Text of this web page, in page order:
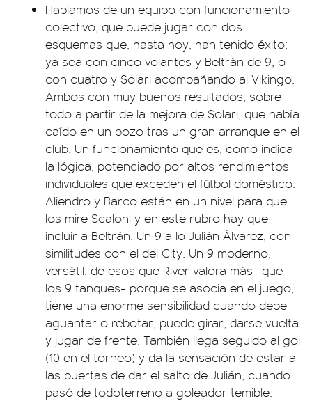
Hablamos de un equipo con funcionamiento
colectivo, que puede jugar con dos
esquemas que, hasta hoy, han tenido éxito:
ya sea con cinco volantes y Beltrán de 9, o
con cuatro y Solari acompañando al Vikingo.
Ambos con muy buenos resultados, sobre
todo a partir de la mejora de Solari, que había
caído en un pozo tras un gran arranque en el
club. Un funcionamiento que es, como indica
la lógica, potenciado por altos rendimientos
individuales que exceden el fútbol doméstico.
Aliendro y Barco están en un nivel para que
los mire Scaloni y en este rubro hay que
incluir a Beltrán. Un 9 a lo Julián Álvarez, con
similitudes con el del City. Un 9 moderno,
versátil, de esos que River valora más -que
los 9 tanques- porque se asocia en el juego,
tiene una enorme sensibilidad cuando debe
aguantar o rebotar, puede girar, darse vuelta
y jugar de frente. También llega seguido al gol
(10 en el torneo) y da la sensación de estar a
las puertas de dar el salto de Julián, cuando
pasó de todoterreno a goleador temible.